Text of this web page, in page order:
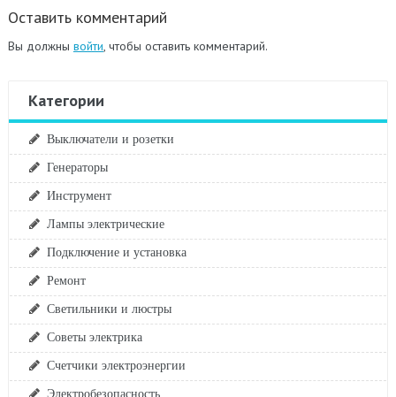
Оставить комментарий
Вы должны войти , чтобы оставить комментарий.
Категории
Выключатели и розетки
Генераторы
Инструмент
Лампы электрические
Подключение и установка
Ремонт
Светильники и люстры
Советы электрика
Счетчики электроэнергии
Электробезопасность